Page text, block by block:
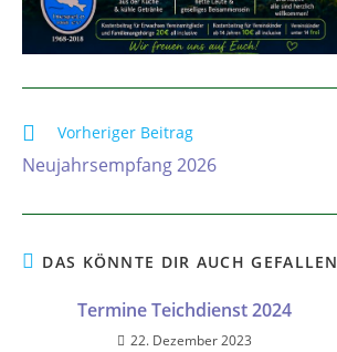
Vorheriger Beitrag
Neujahrsempfang 2026
DAS KÖNNTE DIR AUCH GEFALLEN
Termine Teichdienst 2024
22. Dezember 2023